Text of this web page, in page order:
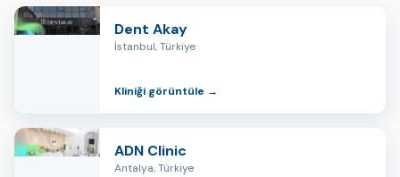
Dent Akay
İstanbul, Türkiye
Kliniği görüntüle →
ADN Clinic
Antalya, Türkiye